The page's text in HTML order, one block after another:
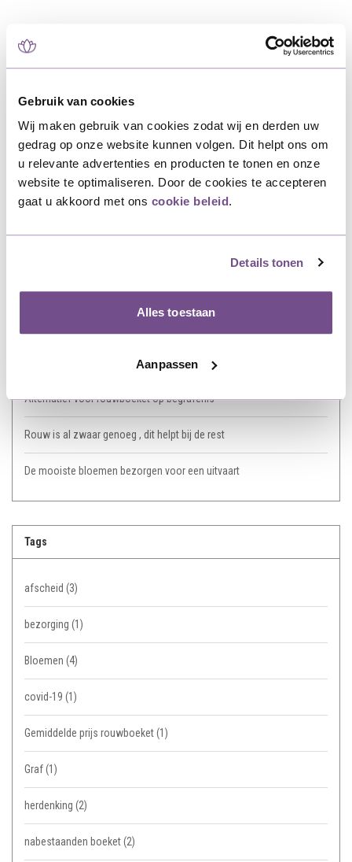
Gebruik van cookies
Wij maken gebruik van cookies zodat wij en derden uw
gedrag op onze website kunnen volgen. Dit helpt ons om
u relevante advertenties en producten te tonen en onze
website te optimaliseren. Door de cookies te accepteren
gaat u akkoord met ons cookie beleid.
Details tonen
Alles toestaan
Aanpassen
Recente artikelen
Rouwstuk modern: zo geef je een stijlvolle laatste groet
Een mooie afscheidszin op een rouwlint
Tips voor een mooie afscheidstekening bij een uitvaart
Mooie ideeën om iemand te herdenken
Alternatief voor rouwboeket op begrafenis
Rouw is al zwaar genoeg , dit helpt bij de rest
De mooiste bloemen bezorgen voor een uitvaart
Tags
afscheid (3)
bezorging (1)
Bloemen (4)
covid-19 (1)
Gemiddelde prijs rouwboeket(1)
Graf(1)
herdenking (2)
nabestaanden boeket(2)